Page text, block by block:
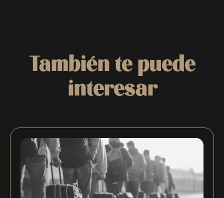
También te puede
interesar